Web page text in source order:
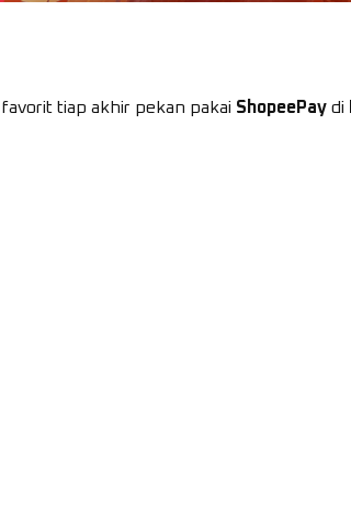
tiap akhir pekan pakai ShopeePay di